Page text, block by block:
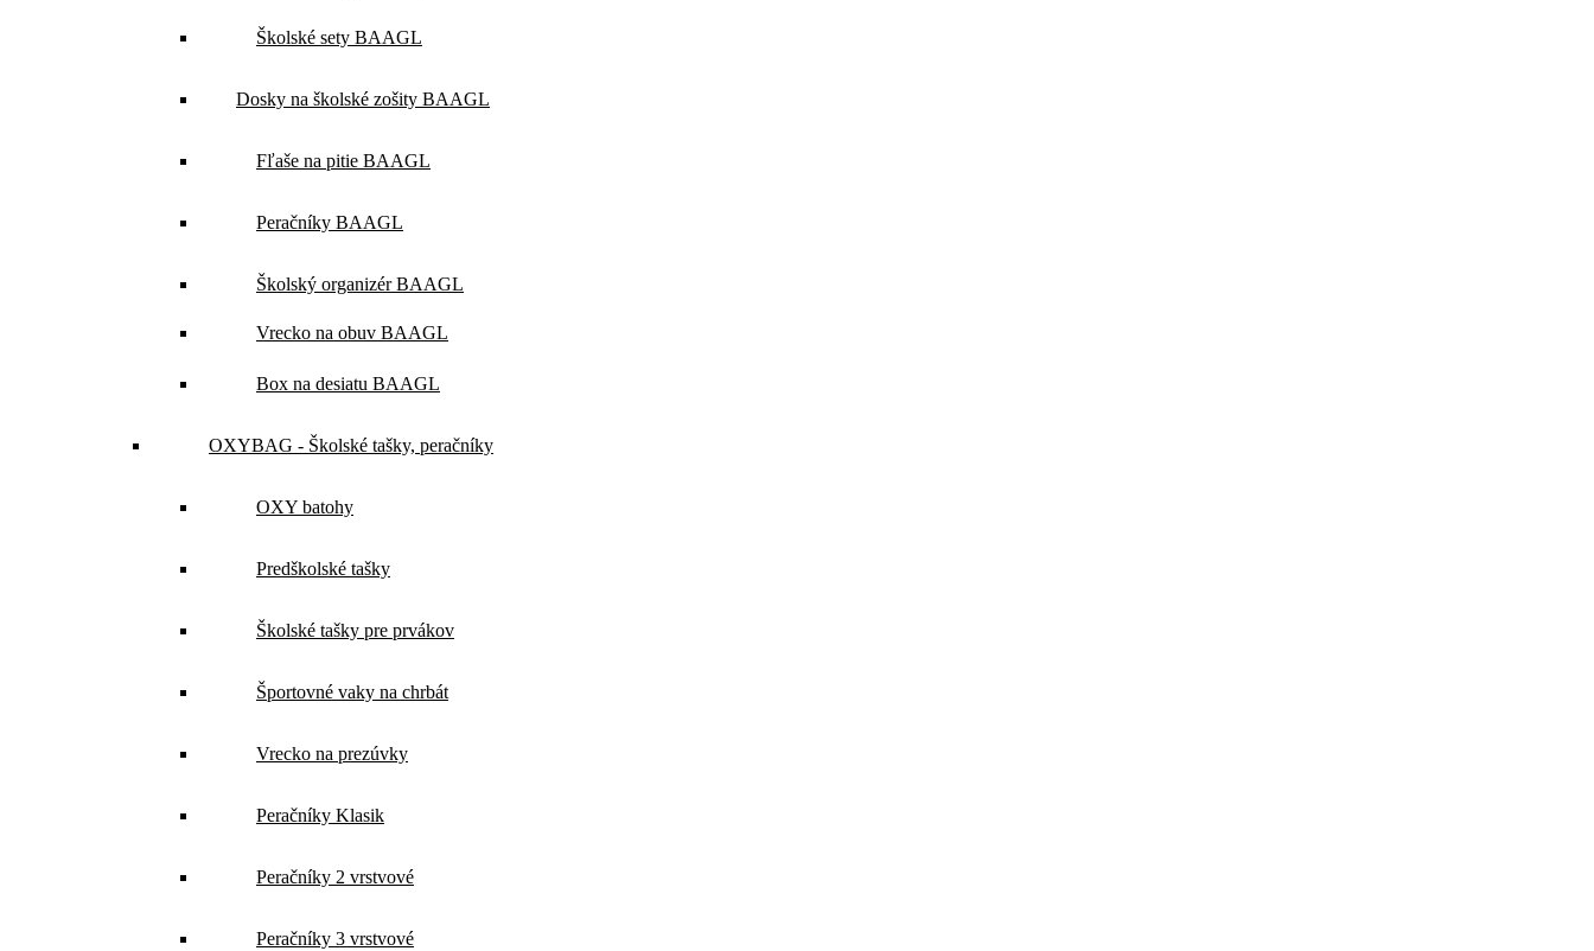
Školské sety BAAGL
Dosky na školské zošity BAAGL
Fľaše na pitie BAAGL
Peračníky BAAGL
Školský organizér BAAGL
Vrecko na obuv BAAGL
Box na desiatu BAAGL
OXYBAG - Školské tašky, peračníky
OXY batohy
Predškolské tašky
Školské tašky pre prvákov
Športovné vaky na chrbát
Vrecko na prezúvky
Peračníky Klasik
Peračníky 2 vrstvové
Peračníky 3 vrstvové